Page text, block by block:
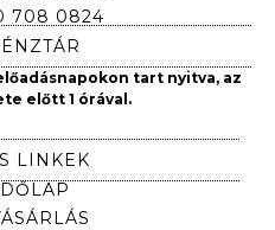
708 0824
tart nyitva, az
előtt 1 órával.
LINKEK